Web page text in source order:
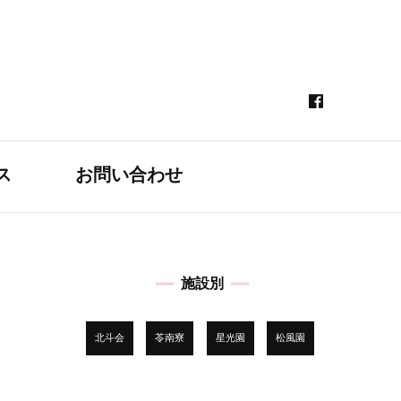
お問い合わせ
施設別
北斗会 苓南寮 星光園 松風園